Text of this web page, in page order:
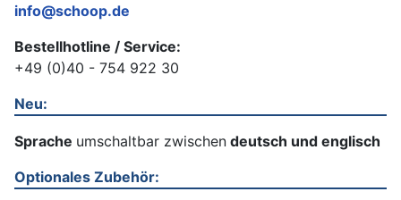
info@schoop.de
Bestellhotline / Service:
+49 (0)40 - 754 922 30
Neu:
Sprache umschaltbar zwischen deutsch und englisch
Optionales Zubehör: